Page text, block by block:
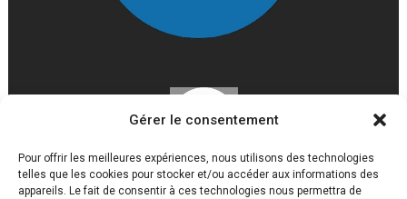
Gérer le consentement
Pour offrir les meilleures expériences, nous utilisons des technologies
telles que les cookies pour stocker et/ou accéder aux informations des
appareils. Le fait de consentir à ces technologies nous permettra de